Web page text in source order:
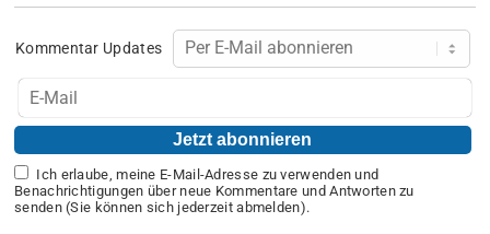
Kommentar Updates
Ich erlaube, meine E-Mail-Adresse zu verwenden und
Benachrichtigungen über neue Kommentare und Antworten zu
senden (Sie können sich jederzeit abmelden).